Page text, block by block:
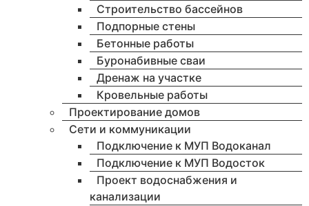
Строительство бассейнов
Подпорные стены
Бетонные работы
Буронабивные сваи
Дренаж на участке
Кровельные работы
Проектирование домов
Сети и коммуникации
Подключение к МУП Водоканал
Подключение к МУП Водосток
Проект водоснабжения и
канализации